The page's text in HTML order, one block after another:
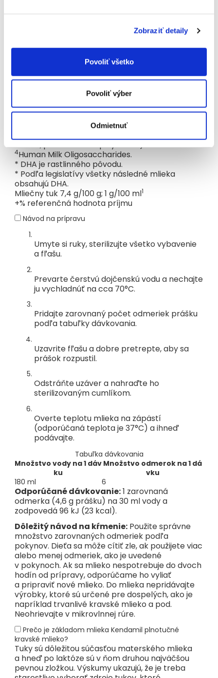
Zobraziť detaily
Povoliť všetko
Povoliť výber
Odmietnuť
+)
94 13
+)
+)
μg
Ostatné
mg
100ml KENDAMIL NATURE 3= 90 ml prevarenej
vody + 3 zarovnané odmerky (12,9 g prášku).
mlieka, patriaci do skupiny HMO4).
4Human Milk Oligosaccharides.
* DHA je rastlinného pôvodu.
* Podľa legislatívy všetky následné mlieka
obsahujú DHA.
Mliečny tuk 7,4 g/100 g; 1 g/100 ml1
+% referenčná hodnota príjmu
Návod na prípravu
Umyte si ruky, sterilizujte všetko vybavenie
a fľašu.
Prevarte čerstvú dojčenskú vodu a nechajte
ju vychladnúť na cca 70°C.
Pridajte zarovnaný počet odmeriek prášku
podľa tabuľky dávkovania.
Uzavrite fľašu a dobre pretrepte, aby sa
prášok rozpustil.
Odstráňte uzáver a nahraďte ho
sterilizovaným cumlíkom.
Overte teplotu mlieka na zápästí
(odporúčaná teplota je 37°C) a ihneď
podávajte.
Tabuľka dávkovania
Množstvo vody na 1 dáv
ku
Množstvo odmerok na 1 dá
vku
180 ml
6
Odporúčané dávkovanie:1 zarovnaná
odmerka (4,6 g prášku) na 30 ml vody a
zodpovedá 96 kJ (23 kcal).
Dôležitý návod na kŕmenie: Použite správne
množstvo zarovnaných odmeriek podľa
pokynov. Dieťa sa môže cítiť zle, ak použijete viac
alebo menej odmeriek, ako je uvedené
v pokynoch. Ak sa mlieko nespotrebuje do dvoch
hodín od prípravy, odporúčame ho vyliať
a pripraviť nové mlieko. Do mlieka nepridávajte
výrobky, ktoré sú určené pre dospelých, ako je
napríklad trvanlivé kravské mlieko a pod.
Neohrievajte v mikrovlnnej rúre.
Prečo je základom mlieka Kendamil plnotučné
kravské mlieko?
Tuky sú dôležitou súčasťou materského mlieka
a hneď po laktóze sú v ňom druhou najväčšou
pevnou zložkou. Výskumy ukazujú, že je treba